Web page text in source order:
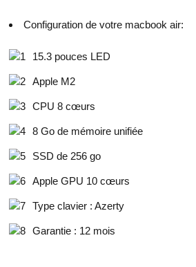
Configuration de votre macbook air:
15.3 pouces LED
Apple M2
CPU 8 cœurs
8 Go de mémoire unifiée
SSD de 256 go
Apple GPU 10 cœurs
Type clavier : Azerty
Garantie : 12 mois